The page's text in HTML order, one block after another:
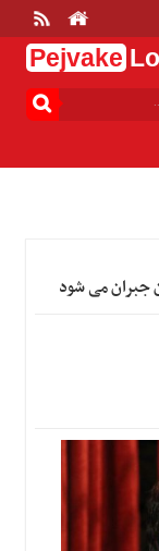
Pejvake
جبران می شود